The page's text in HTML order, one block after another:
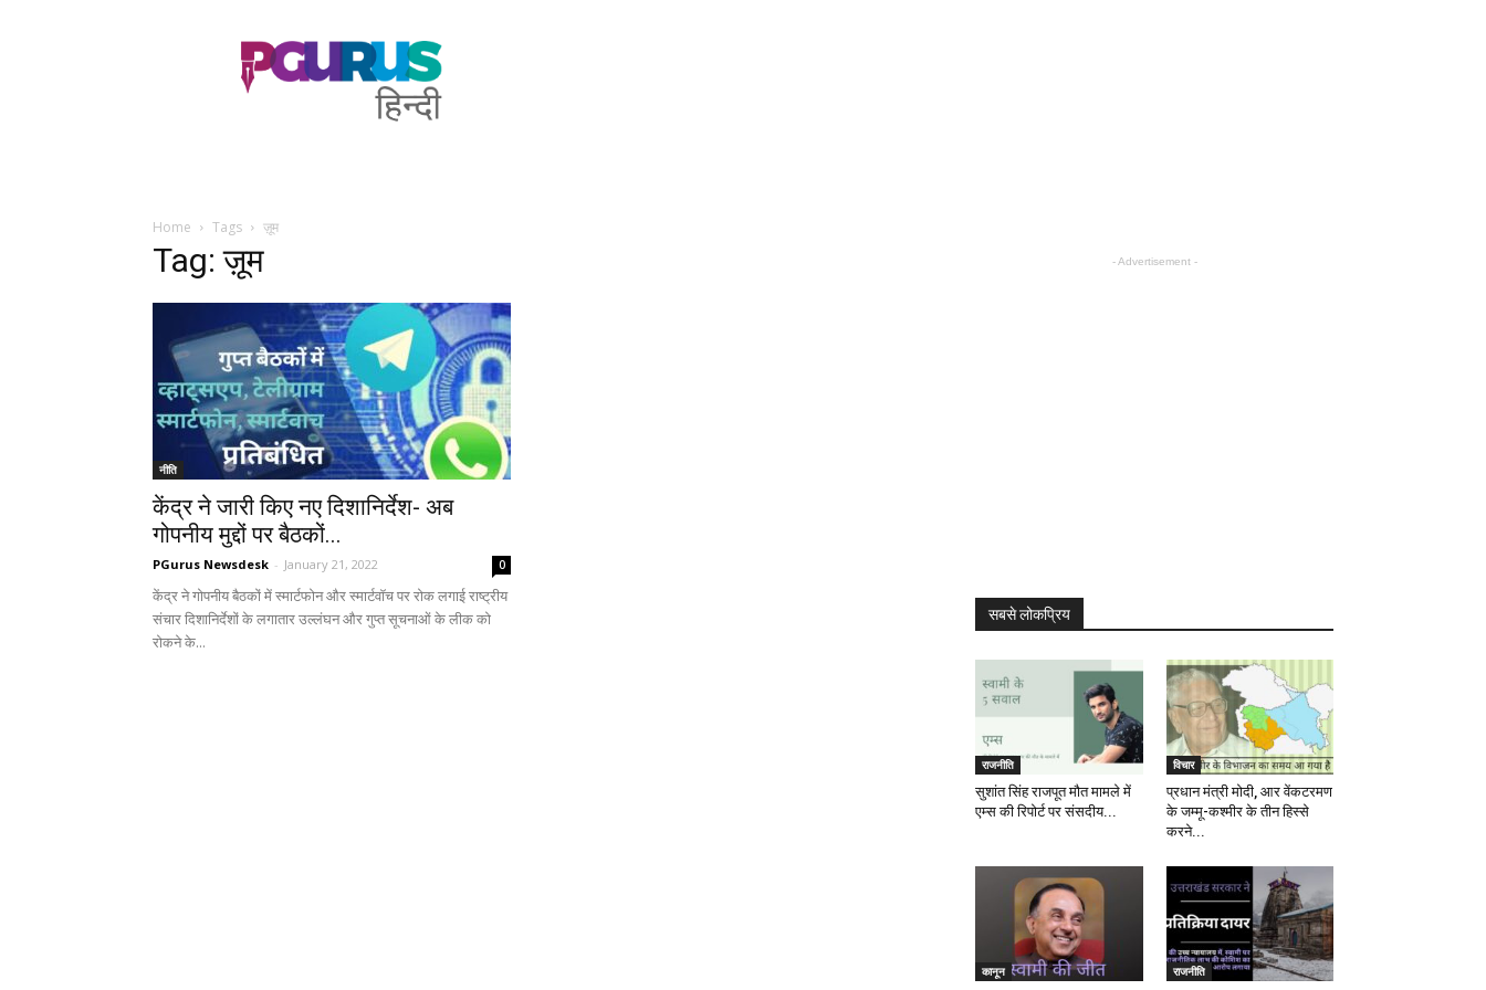
PGurus
Hindi
Home Tags ज़ूम
Tag: ज़ूम
नीति
केंद्र ने जारी किए नए दिशानिर्देश- अब
गोपनीय मुद्दों पर बैठकों...
PGurus Newsdesk - January 21, 2022 0
केंद्र ने गोपनीय बैठकों में स्मार्टफोन और स्मार्टवॉच पर रोक लगाई राष्ट्रीय
संचार दिशानिर्देशों के लगातार उल्लंघन और गुप्त सूचनाओं के लीक को
रोकने के...
- Advertisement -
सबसे लोकप्रिय
राजनीति
सुशांत सिंह राजपूत मौत मामले में
एम्स की रिपोर्ट पर संसदीय...
विचार
प्रधान मंत्री मोदी, आर वेंकटरमण
के जम्मू-कश्मीर के तीन हिस्से
करने...
कानून राजनीति